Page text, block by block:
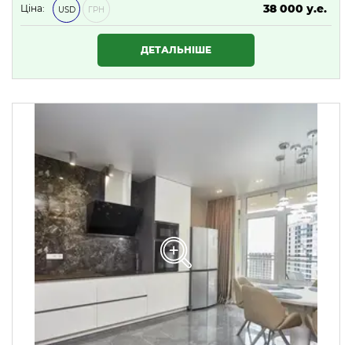
Ціна: USD ГРН
38 000 у.е.
1 634 000 ₴
ДЕТАЛЬНІШЕ